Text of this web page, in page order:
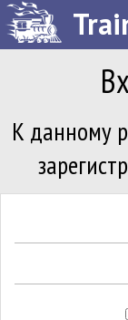
К данному